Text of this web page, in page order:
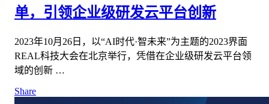
单，引领企业级研发云平台创新
2023年10月26日，以“AI时代·智未来”为主题的2023界面
REAL科技大会在北京举行，凭借在企业级研发云平台领
域的创新 …
Share